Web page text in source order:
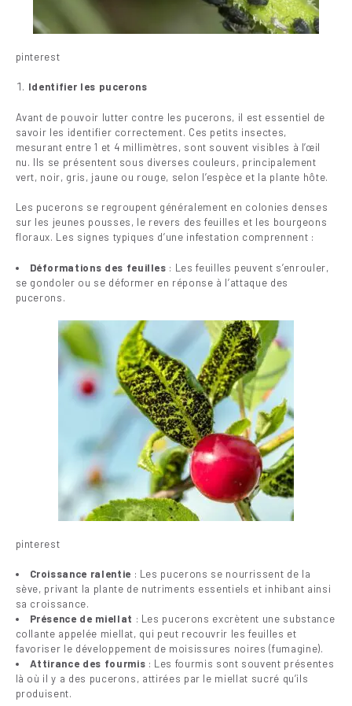
pinterest
Identifier les pucerons
Avant de pouvoir lutter contre les pucerons, il est essentiel de
savoir les identifier correctement. Ces petits insectes,
mesurant entre 1 et 4 millimètres, sont souvent visibles à l’œil
nu. Ils se présentent sous diverses couleurs, principalement
vert, noir, gris, jaune ou rouge, selon l’espèce et la plante hôte.
Les pucerons se regroupent généralement en colonies denses
sur les jeunes pousses, le revers des feuilles et les bourgeons
floraux. Les signes typiques d’une infestation comprennent :
Déformations des feuilles : Les feuilles peuvent s’enrouler,
se gondoler ou se déformer en réponse à l’attaque des
pucerons.
pinterest
Croissance ralentie : Les pucerons se nourrissent de la
sève, privant la plante de nutriments essentiels et inhibant ainsi
sa croissance.
Présence de miellat : Les pucerons excrètent une substance
collante appelée miellat, qui peut recouvrir les feuilles et
favoriser le développement de moisissures noires (fumagine).
Attirance des fourmis : Les fourmis sont souvent présentes
là où il y a des pucerons, attirées par le miellat sucré qu’ils
produisent.